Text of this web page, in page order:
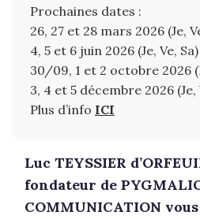
Prochaines dates :
26, 27 et 28 mars 2026 (Je,
4, 5 et 6 juin 2026 (Je, Ve, Sa)
30/09, 1 et 2 octobre 2026
3, 4 et 5 décembre 2026 (Je,
Plus d’info ICI
Luc TEYSSIER
fondateur de
COMMUNICATION